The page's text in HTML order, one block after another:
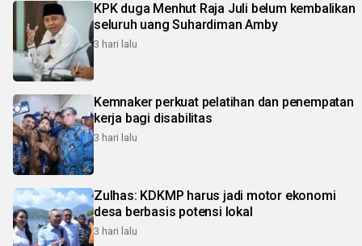
KPK duga Menhut Raja Juli belum kembalikan
seluruh uang Suhardiman Amby
3 hari lalu
Kemnaker perkuat pelatihan dan penempatan
kerja bagi disabilitas
3 hari lalu
Zulhas: KDKMP harus jadi motor ekonomi
desa berbasis potensi lokal
3 hari lalu